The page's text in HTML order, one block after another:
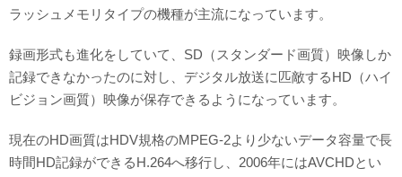
ラッシュメモリタイプの機種が主流になっています。
録画形式も進化をしていて、SD（スタンダード画質）映像しか
記録できなかったのに対し、デジタル放送に匹敵するHD（ハイ
ビジョン画質）映像が保存できるようになっています。
現在のHD画質はHDV規格のMPEG-2より少ないデータ容量で長
時間HD記録ができるH.264へ移行し、2006年にはAVCHDとい
特定商取引法に基づく表記
会社案内・会社概要